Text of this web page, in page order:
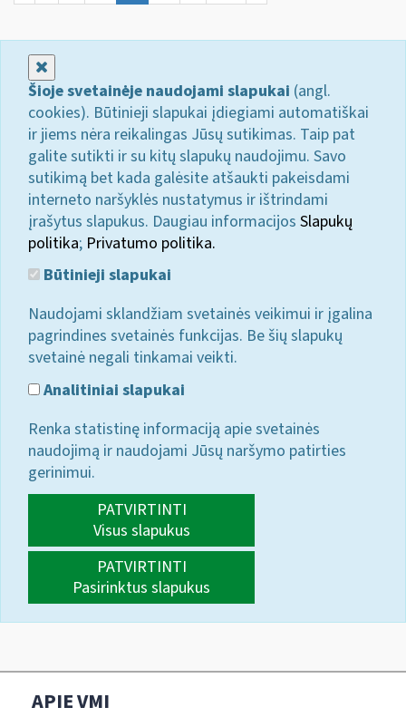
Šioje svetainėje naudojami slapukai (angl.
cookies). Būtinieji slapukai įdiegiami automatiškai
ir jiems nėra reikalingas Jūsų sutikimas. Taip pat
galite sutikti ir su kitų slapukų naudojimu. Savo
sutikimą bet kada galėsite atšaukti pakeisdami
interneto naršyklės nustatymus ir ištrindami
įrašytus slapukus. Daugiau informacijos Slapukų
politika; Privatumo politika.
Būtinieji slapukai
Naudojami sklandžiam svetainės veikimui ir įgalina
pagrindines svetainės funkcijas. Be šių slapukų
svetainė negali tinkamai veikti.
Analitiniai slapukai
Renka statistinę informaciją apie svetainės
naudojimą ir naudojami Jūsų naršymo patirties
gerinimui.
PATVIRTINTI
Visus slapukus
PATVIRTINTI
Pasirinktus slapukus
APIE VMI